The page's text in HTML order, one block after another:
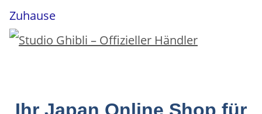
Ihr Japan Online Shop für